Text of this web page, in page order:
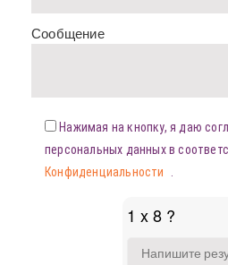
Сообщение
Нажимая на кнопку, я даю
персональных данных в
Конфиденциальности
1 x 8 ?
FOR